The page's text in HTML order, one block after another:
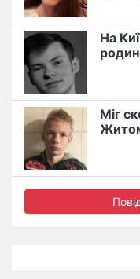
На
Міг